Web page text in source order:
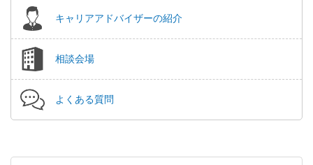
キャリアアドバイザーの紹介
相談会場
よくある質問